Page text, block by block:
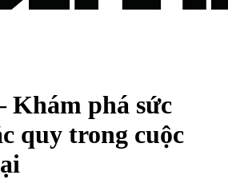
Khám phá sức
quy trong cuộc